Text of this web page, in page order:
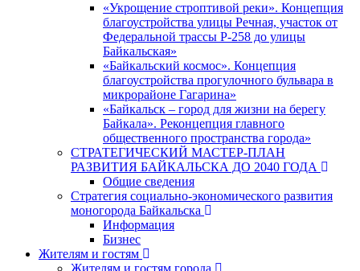
«Укрощение строптивой реки». Концепция
благоустройства улицы Речная, участок от
Федеральной трассы Р-258 до улицы
Байкальская»
«Байкальский космос». Концепция
благоустройства прогулочного бульвара в
микрорайоне Гагарина»
«Байкальск – город для жизни на берегу
Байкала». Реконцепция главного
общественного пространства города»
СТРАТЕГИЧЕСКИЙ МАСТЕР-ПЛАН
РАЗВИТИЯ БАЙКАЛЬСКА ДО 2040 ГОДА
Общие сведения
Стратегия социально-экономического развития
моногорода Байкальска
Информация
Бизнес
Жителям и гостям
Жителям и гостям города